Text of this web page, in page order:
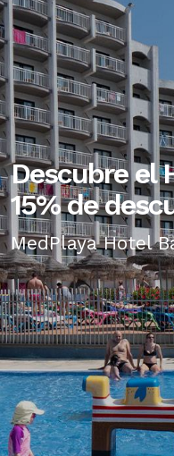
Descubre el
15% de
MedPlaya Hotel